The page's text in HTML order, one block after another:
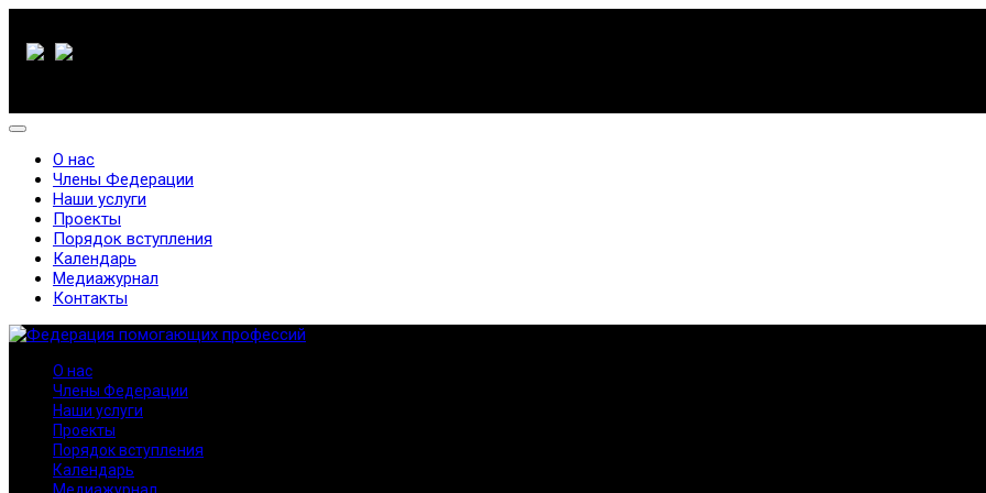
О нас
Члены Федерации
Наши услуги
Проекты
Порядок вступления
Календарь
Медиажурнал
Контакты
О нас
Члены Федерации
Наши услуги
Проекты
Порядок вступления
Календарь